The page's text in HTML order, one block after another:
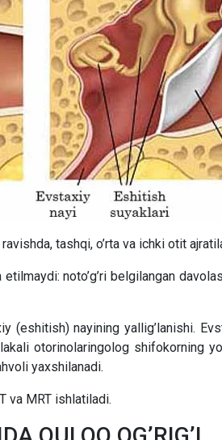
tashqi, o’rta va ichki otit
noto’g’ri belgilangan
(eshitish) nayining yallig’lanishi.
otorinolaringolog shifokorning
yaxshilanadi.
va MRT ishlatiladi.